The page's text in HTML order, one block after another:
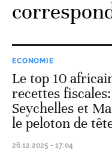
ECONOMIE
Le top 10
recettes
Seychelles et
le peloton de
26.12.2025 - 17:04